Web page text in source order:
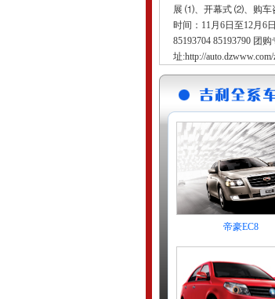
展 ⑴、开幕式 ⑵、购车
时间：11月6日至12月6
85193704 85193790 团购
址:http://
帝豪EC8